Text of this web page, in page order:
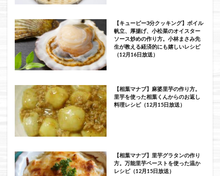
【キューピー3分クッキング】ボイル
帆立、厚揚げ、小松菜のオイスター
ソース炒めの作り方。小林まさみ先
生が教える経済的にも嬉しいレシピ
（12月16日放送）
【相葉マナブ】麻婆里芋の作り方。
里芋を使った相葉くんからのお返し
料理レシピ（12月15日放送）
【相葉マナブ】里芋グラタンの作り
方。万能里芋ペーストを使った温か
レシピ（12月15日放送）